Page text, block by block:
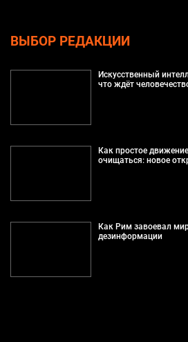
ВЫБОР РЕДАКЦИИ
Искусственный
что ждёт
Как простое
очищаться: новое
Как Рим завоевал
дезинформации